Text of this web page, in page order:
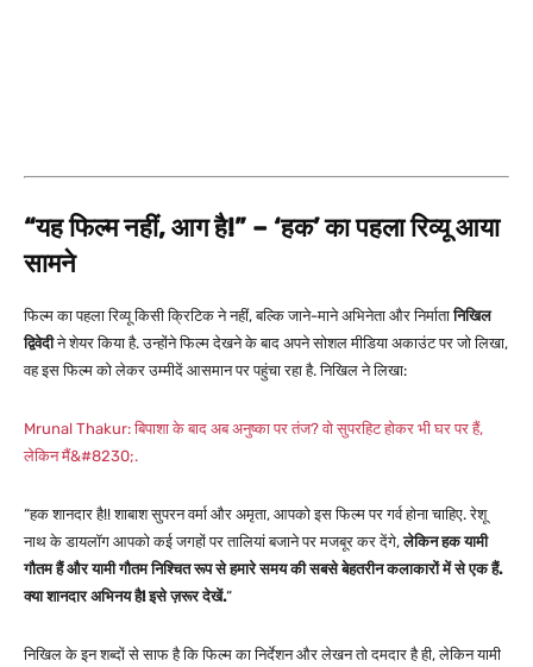
“यह फिल्म नहीं, आग है!” – ‘हक’ का पहला रिव्यू आया
सामने
फिल्म का पहला रिव्यू किसी क्रिटिक ने नहीं, बल्कि जाने-माने अभिनेता और निर्मातानिखिल
द्विवेदीने शेयर किया है. उन्होंने फिल्म देखने के बाद अपने सोशल मीडिया अकाउंट पर जो लिखा,
वह इस फिल्म को लेकर उम्मीदें आसमान पर पहुंचा रहा है. निखिल ने लिखा:
Mrunal Thakur: बिपाशा के बाद अब अनुष्का पर तंज? वो सुपरहिट होकर भी घर पर हैं,
लेकिन मैं&#8230;.
“हक शानदार है!! शाबाश सुपरन वर्मा और अमृता, आपको इस फिल्म पर गर्व होना चाहिए. रेशू
नाथ के डायलॉग आपको कई जगहों पर तालियां बजाने पर मजबूर कर देंगे,लेकिन हक यामी
गौतम हैं और यामी गौतम निश्चित रूप से हमारे समय की सबसे बेहतरीन कलाकारों में से एक हैं.
क्या शानदार अभिनय है! इसे ज़रूर देखें.“
निखिल के इन शब्दों से साफ है कि फिल्म का निर्देशन और लेखन तो दमदार है ही, लेकिन यामी